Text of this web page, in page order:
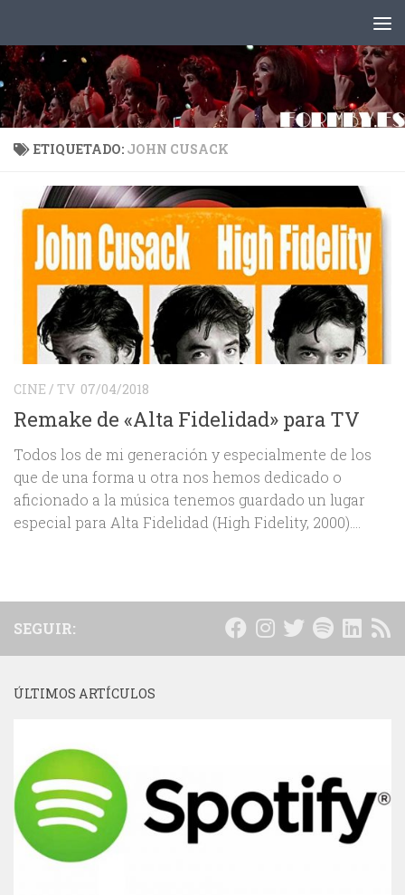
ETIQUETADO: JOHN CUSACK
CINE / TV 07/04/2018
Remake de «Alta Fidelidad» para TV
Todos los de mi generación y especialmente de los
que de una forma u otra nos hemos dedicado o
aficionado a la música tenemos guardado un lugar
especial para Alta Fidelidad (High Fidelity, 2000)....
SEGUIR:
ÚLTIMOS ARTÍCULOS